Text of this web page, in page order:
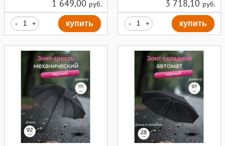
1 649,00 руб.
- + купить
3 718,10 руб.
- + купить